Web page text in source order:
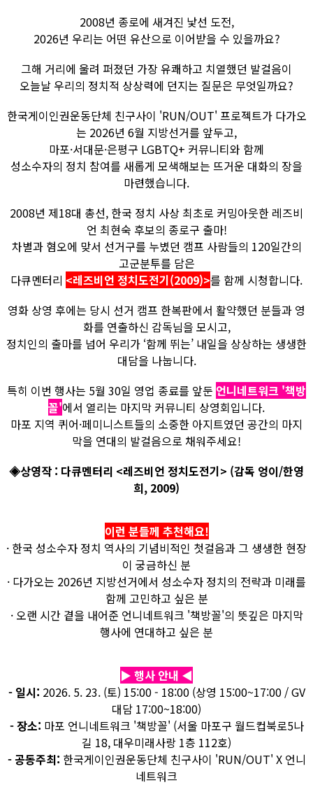
2008년 종로에 새겨진 낯선 도전,
2026년 우리는 어떤 유산으로 이어받을 수 있을까요?
그해 거리에 울려 퍼졌던 가장 유쾌하고 치열했던 발걸음이
오늘날 우리의 정치적 상상력에 던지는 질문은 무엇일까요?
한국게이인권운동단체 친구사이 'RUN/OUT' 프로젝트가 다가오
는 2026년 6월 지방선거를 앞두고,
마포·서대문·은평구 LGBTQ+ 커뮤니티와 함께
성소수자의 정치 참여를 새롭게 모색해보는 뜨거운 대화의 장을
마련했습니다.
2008년 제18대 총선, 한국 정치 사상 최초로 커밍아웃한 레즈비
언 최현숙 후보의 종로구 출마!
차별과 혐오에 맞서 선거구를 누볐던 캠프 사람들의 120일간의
고군분투를 담은
다큐멘터리 <레즈비언 정치도전기(2009)>를 함께 시청합니다.
영화 상영 후에는 당시 선거 캠프 한복판에서 활약했던 분들과 영
화를 연출하신 감독님을 모시고,
정치인의 출마를 넘어 우리가 ‘함께 뛰는’ 내일을 상상하는 생생한
대담을 나눕니다.
특히 이번 행사는 5월 30일 영업 종료를 앞둔 언니네트워크 '책방
꼴'에서 열리는 마지막 커뮤니티 상영회입니다.
마포 지역 퀴어·페미니스트들의 소중한 아지트였던 공간의 마지
막을 연대의 발걸음으로 채워주세요!
◈상영작 : 다큐멘터리 <레즈비언 정치도전기> (감독 엉이/한영
희, 2009)
이런 분들께 추천해요!
· 한국 성소수자 정치 역사의 기념비적인 첫걸음과 그 생생한 현장
이 궁금하신 분
· 다가오는 2026년 지방선거에서 성소수자 정치의 전략과 미래를
함께 고민하고 싶은 분
· 오랜 시간 곁을 내어준 언니네트워크 '책방꼴'의 뜻깊은 마지막
행사에 연대하고 싶은 분
▶ 행사 안내 ◀
- 일시: 2026. 5. 23. (토) 15:00 - 18:00 (상영 15:00~17:00 / GV
대담 17:00~18:00)
- 장소: 마포 언니네트워크 '책방꼴' (서울 마포구 월드컵북로5나
길 18, 대우미래사랑 1층 112호)
- 공동주최: 한국게이인권운동단체 친구사이 'RUN/OUT' X 언니
네트워크